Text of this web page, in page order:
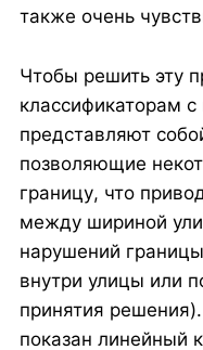
также очень
Чтобы решить эту
классификаторам
представляют
позволяющие
границу, что
между шириной
нарушений
внутри улицы или
принятия
показан линейный